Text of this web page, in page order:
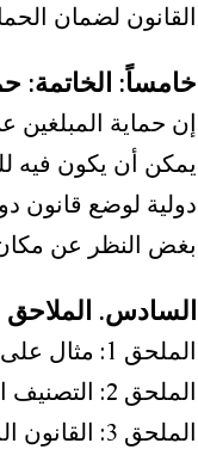
القانون لضمان
خامساً: الخاتمة:
إن حماية المبلغين
دولية لوضع قانون
بغض النظر عن
السادس. الملاحق
الملحق 1: مثال على حالة المبلغين عن الفساد
الملحق 2: التصنيف العالمي لمكافحة الفساد
الملحق 3: القانون الدولي المقترح لحماية المبلغين عن الفساد